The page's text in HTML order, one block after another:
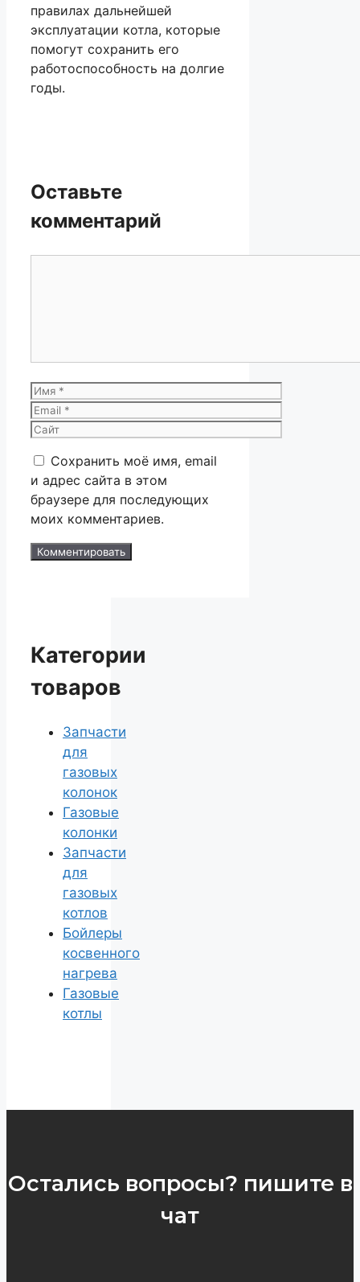
правилах дальнейшей
эксплуатации котла, которые
помогут сохранить его
работоспособность на долгие
годы.
Оставьте
комментарий
Имя
Email
Сайт
Сохранить моё имя, email
и адрес сайта в этом
браузере для последующих
моих комментариев.
Категории
товаров
Запчасти
для
газовых
колонок
Газовые
колонки
Запчасти
для
газовых
котлов
Бойлеры
косвенного
нагрева
Газовые
котлы
Остались вопросы? пишите в
чат